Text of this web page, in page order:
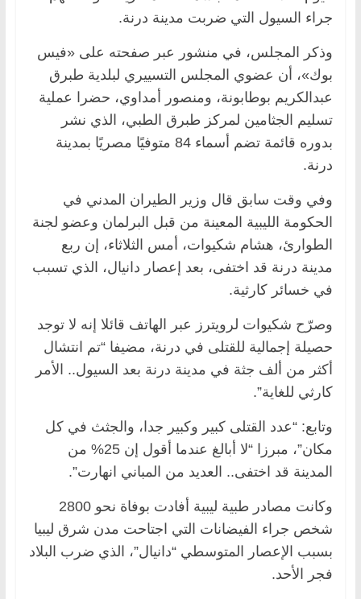
جراء السيول التي ضربت مدينة درنة.
وذكر المجلس، في منشور عبر صفحته على «فيس
بوك»، أن عضوي المجلس التسييري لبلدية طبرق
عبدالكريم بوطابونة، ومنصور أمداوي، حضرا عملية
تسليم الجثامين لمركز طبرق الطبي، الذي نشر
بدوره قائمة تضم أسماء 84 متوفيًا مصريًا بمدينة
درنة.
وفي وقت سابق قال وزير الطيران المدني في
الحكومة الليبية المعينة من قبل البرلمان وعضو لجنة
الطوارئ، هشام شكيوات، أمس الثلاثاء، إن ربع
مدينة درنة قد اختفى، بعد إعصار دانيال، الذي تسبب
في خسائر كارثية.
وصرّح شكيوات لرويترز عبر الهاتف قائلا إنه لا توجد
حصيلة إجمالية للقتلى في درنة، مضيفا “تم انتشال
أكثر من ألف جثة في مدينة درنة بعد السيول.. الأمر
كارثي للغاية”.
وتابع: “عدد القتلى كبير وكبير جدا، والجثث في كل
مكان”، مبرزا “لا أبالغ عندما أقول إن 25% من
المدينة قد اختفى.. العديد من المباني انهارت”.
وكانت مصادر طبية ليبية أفادت بوفاة نحو 2800
شخص جراء الفيضانات التي اجتاحت مدن شرق ليبيا
بسبب الإعصار المتوسطي “دانيال”، الذي ضرب البلاد
فجر الأحد.